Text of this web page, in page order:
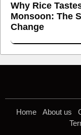
Why Rice
Monsoon: The
Change
Home About us